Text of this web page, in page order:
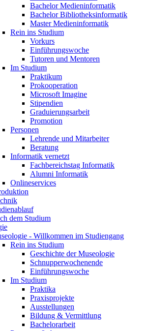
Bachelor Medieninformatik
Bachelor Bibliotheksinformatik
Master Medieninformatik
Rein ins Studium
Vorkurs
Einführungswoche
Tutoren und Mentoren
Im Studium
Praktikum
Prokooperation
Microsoft Imagine
Stipendien
Graduierungsarbeit
Promotion
Personen
Lehrende und Mitarbeiter
Beratung
Informatik vernetzt
Fachbereichstag Informatik
Alumni Informatik
Onlineservices
dem Studium
- Willkommen im Studiengang
Rein ins Studium
Geschichte der Museologie
Schnupperwochenende
Einführungswoche
Im Studium
Praktika
Praxisprojekte
Ausstellungen
Bildung & Vermittlung
Bachelorarbeit